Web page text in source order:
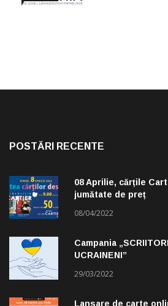
POSTĂRI RECENTE
08 Aprilie, cărțile
jumătate de preț
08/04/2022
Campania
UCRAINENI”
29/03/2022
Lansare de carte